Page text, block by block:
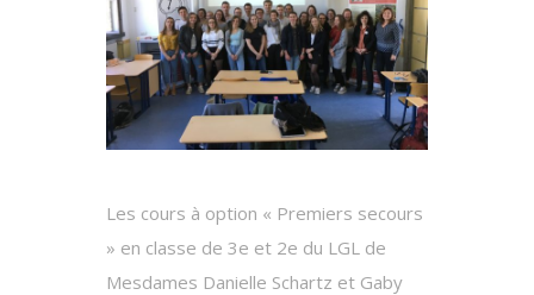
Les cours à option « Premiers secours
» en classe de 3e et 2e du LGL de
Mesdames Danielle Schartz et Gaby